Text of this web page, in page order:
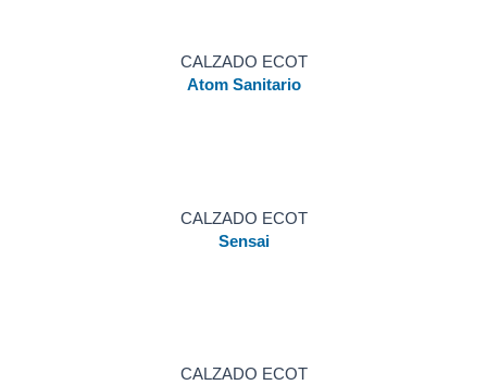
CALZADO ECOT
Atom Sanitario
CALZADO ECOT
Sensai
CALZADO ECOT